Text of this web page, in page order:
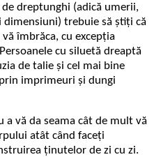
dreptunghi (adică umerii,
dimensiuni) trebuie să știți că
îmbrăca, cu excepția
cu siluetă dreaptă
de talie și cel mai bine
imprimeuri și dungi
a vă da seama cât de mult vă
atât când faceți
ținutelor de zi cu zi.